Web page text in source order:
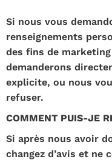
Si nous vous
renseignements
des fins de
demanderons
explicite, ou nous
refuser.
COMMENT PUIS-JE
Si après nous avoir
changez d’avis et ne